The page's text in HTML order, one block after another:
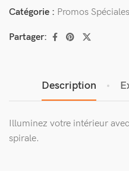
Catégorie : Promos Spéciales
Partager:
Description
Illuminez votre intérieur
spirale.